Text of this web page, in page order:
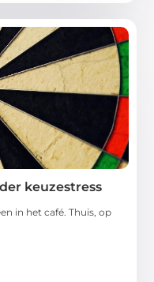
keuzestress
in het café. Thuis, op